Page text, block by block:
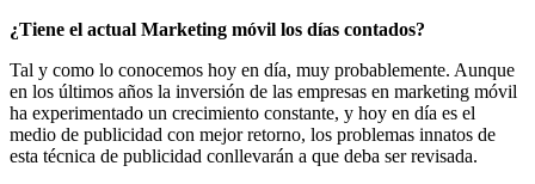
¿Tiene el actual Marketing móvil los días contados?
Tal y como lo conocemos hoy en día, muy probablemente. Aunque
en los últimos años la inversión de las empresas en marketing móvil
ha experimentado un crecimiento constante, y hoy en día es el
medio de publicidad con mejor retorno, los problemas innatos de
esta técnica de publicidad conllevarán a que deba ser revisada.